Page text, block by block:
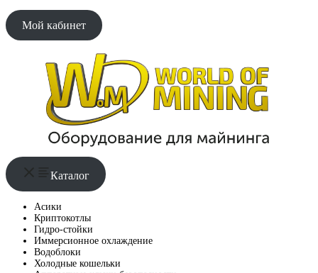
Мой кабинет
Каталог
Асики
Криптокотлы
Гидро-стойки
Иммерсионное охлаждение
Водоблоки
Холодные кошельки